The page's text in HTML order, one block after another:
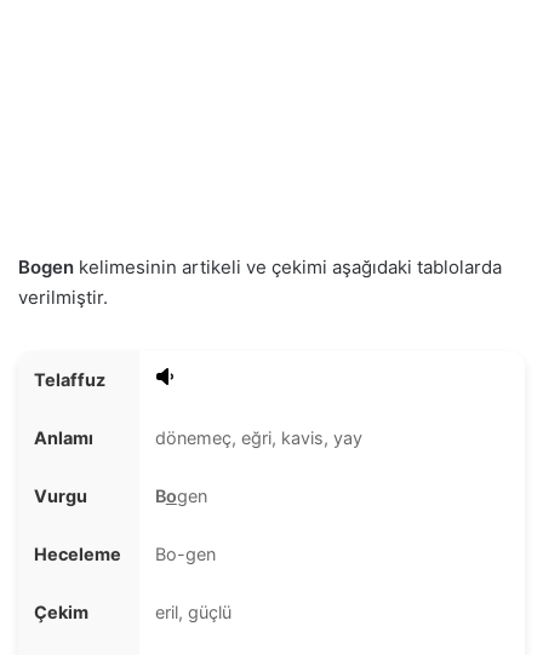
Bogen kelimesinin artikeli ve çekimi aşağıdaki tablolarda
verilmiştir.
Telaffuz
Anlamı dönemeç, eğri, kavis, yay
Vurgu Bogen
Heceleme Bo-gen
Çekim eril, güçlü